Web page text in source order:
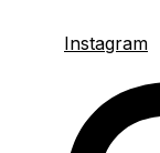
Instagram